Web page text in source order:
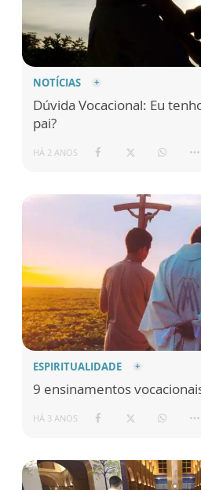
NOTÍCIAS
Dúvida Vocacional: Eu
pai?
HÁ 2 ANOS
ESPIRITUALIDADE
9 ensinamentos
HÁ 3 ANOS